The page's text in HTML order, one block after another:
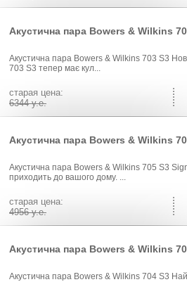
Акустична пара Bowers & Wilkins
Акустична пара Bowers & Wilkins 703 S3
703 S3 тепер має кул...
cтарая цена:
6344 у.е.
Акустична пара Bowers & Wilkins
Акустична пара Bowers & Wilkins 705 S3
приходить до вашого дому. ...
cтарая цена:
4956 у.е.
Акустична пара Bowers & Wilkins
Акустична пара Bowers & Wilkins 704 S3